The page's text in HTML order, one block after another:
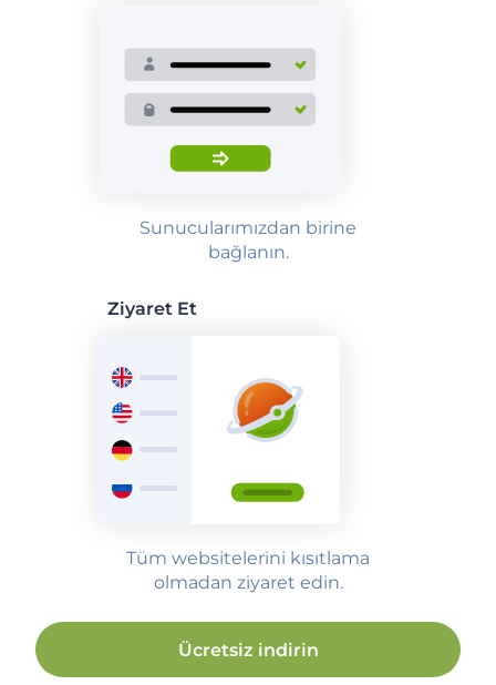
Sunucularımızdan birine
bağlanın.
Ziyaret Et
Tüm websitelerini kısıtlama
olmadan ziyaret edin.
Ücretsiz indirin